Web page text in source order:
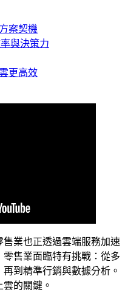
案契機
與決策力
更高效
業也正透過雲端服務加速
售業面臨特有挑戰：從多
到精準行銷與數據分析。
的關鍵。